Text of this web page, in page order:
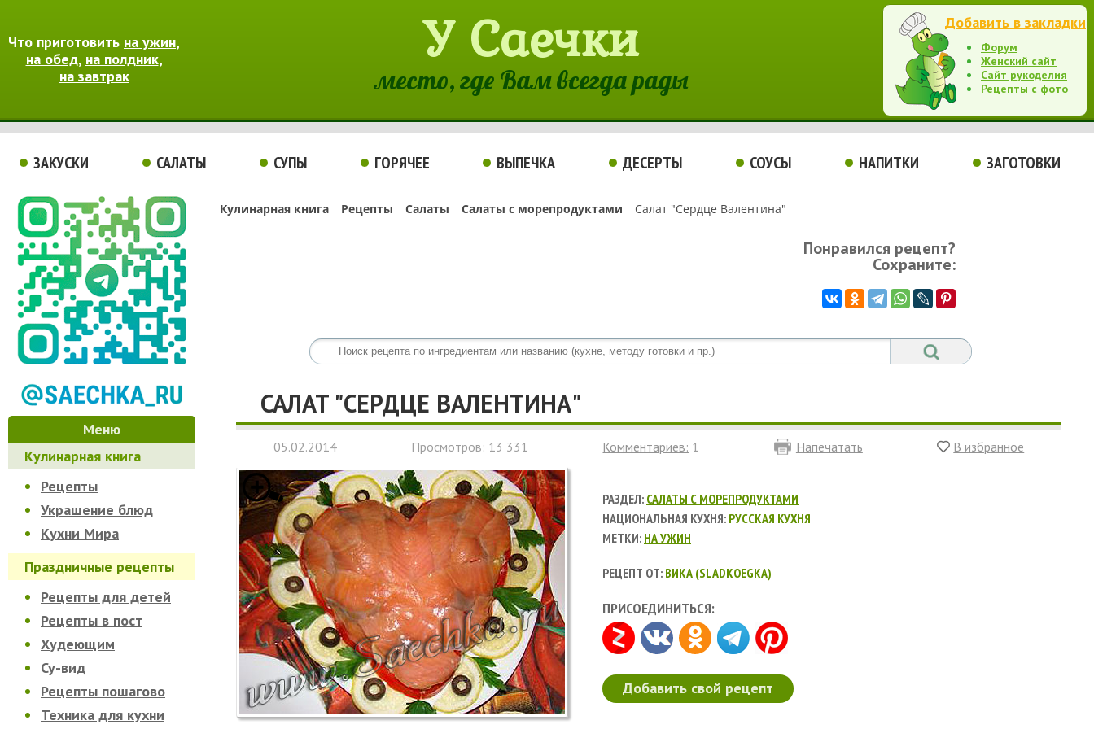
Что приготовить на ужин,
на обед, на полдник,
на завтрак
У Саечки
место, где Вам всегда рады
Добавить в закладки
Форум
Женский сайт
Сайт рукоделия
Рецепты с фото
ЗАКУСКИ САЛАТЫ СУПЫ ГОРЯЧЕЕ ВЫПЕЧКА ДЕСЕРТЫ СОУСЫ НАПИТКИ ЗАГОТОВКИ
Меню
Кулинарная книга
Рецепты
Украшение блюд
Кухни Мира
Праздничные рецепты
Рецепты для детей
Рецепты в пост
Худеющим
Су-вид
Рецепты пошагово
Техника для кухни
Кулинарная книга Рецепты Салаты Салаты с морепродуктами Салат "Сердце Валентина"
Понравился рецепт?
Сохраните:
САЛАТ "СЕРДЦЕ ВАЛЕНТИНА"
05.02.2014 Просмотров: 13 331 Комментариев: 1 Напечатать В избранное
РАЗДЕЛ: САЛАТЫ С МОРЕПРОДУКТАМИ
НАЦИОНАЛЬНАЯ КУХНЯ: РУССКАЯ КУХНЯ
МЕТКИ: НА УЖИН
РЕЦЕПТ ОТ: ВИКА (SLADKOEGKA)
ПРИСОЕДИНИТЬСЯ:
Добавить свой рецепт